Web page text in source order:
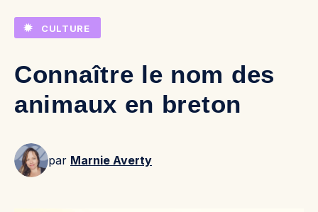
Comment pouvons-nous vous aider ?
Rechercher
CULTURE
Connaître le nom des
animaux en breton
par Marnie Averty